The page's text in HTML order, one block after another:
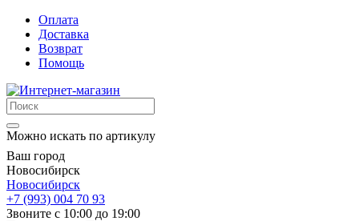
Оплата
Доставка
Возврат
Помощь
Можно искать по артикулу
Ваш город
Новосибирск
Новосибирск
+7 (993) 004 70 93
Звоните с 10:00 до 19:00